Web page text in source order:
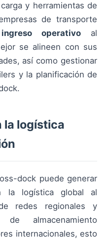
y herramientas de
de transporte
ingreso operativo al
se alineen con sus
así como gestionar
y la planificación de
la logística
dock puede generar
la logística global al
redes regionales y
almacenamiento
internacionales, esto